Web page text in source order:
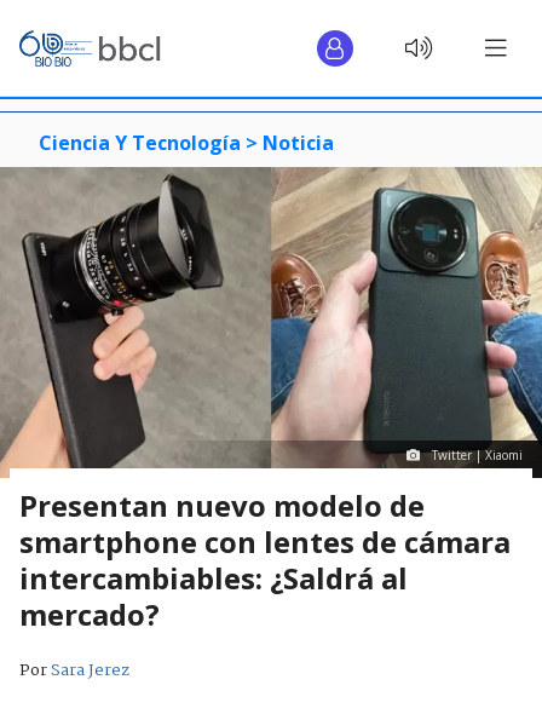
Ciencia Y Tecnología > Noticia
Twitter | Xiaomi
Presentan nuevo modelo de
smartphone con lentes de cámara
intercambiables: ¿Saldrá al
mercado?
PorSara Jerez